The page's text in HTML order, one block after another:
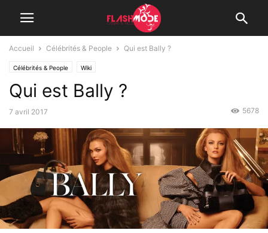
Accueil Célébrités & People Qui est Bally ?
Célébrités & People Wiki
Qui est Bally ?
7 avril 2017 5678